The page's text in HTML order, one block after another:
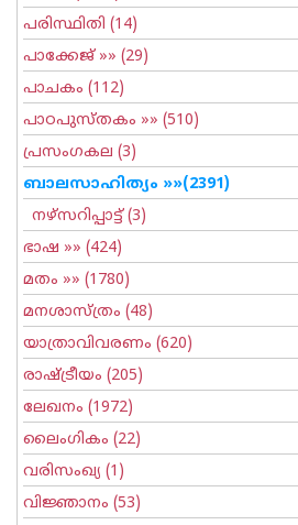
പരിസ്ഥിതി (14)
പാക്കേജ് »» (29)
പാചകം (112)
പാഠപുസ്തകം »» (510)
പ്രസംഗകല (3)
ബാലസാഹിത്യം »»(2391)
നഴ്സറിപ്പാട്ട്(3)
ഭാഷ »» (424)
മതം »» (1780)
മനശാസ്ത്രം (48)
യാത്രാവിവരണം (620)
രാഷ്ട്രീയം (205)
ലേഖനം (1972)
ലൈംഗികം (22)
വരിസംഖ്യ (1)
വിജ്ഞാനം (53)